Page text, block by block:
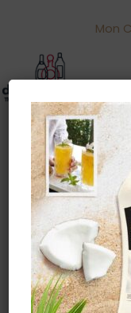
Mon
Warning
:
on value of
/htdocs/
content/
on line28